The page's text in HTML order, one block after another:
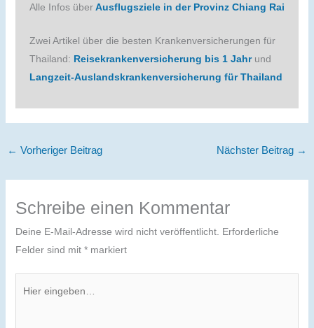
Alle Infos überAusflugsziele in der Provinz Chiang Rai
Zwei Artikel über die besten Krankenversicherungen für
Thailand: Reisekrankenversicherung bis 1 Jahrund
Langzeit-Auslandskrankenversicherung für Thailand
← Vorheriger Beitrag Nächster Beitrag →
Schreibe einen Kommentar
Deine E-Mail-Adresse wird nicht veröffentlicht. Erforderliche
Felder sind mit *markiert
eingeben…